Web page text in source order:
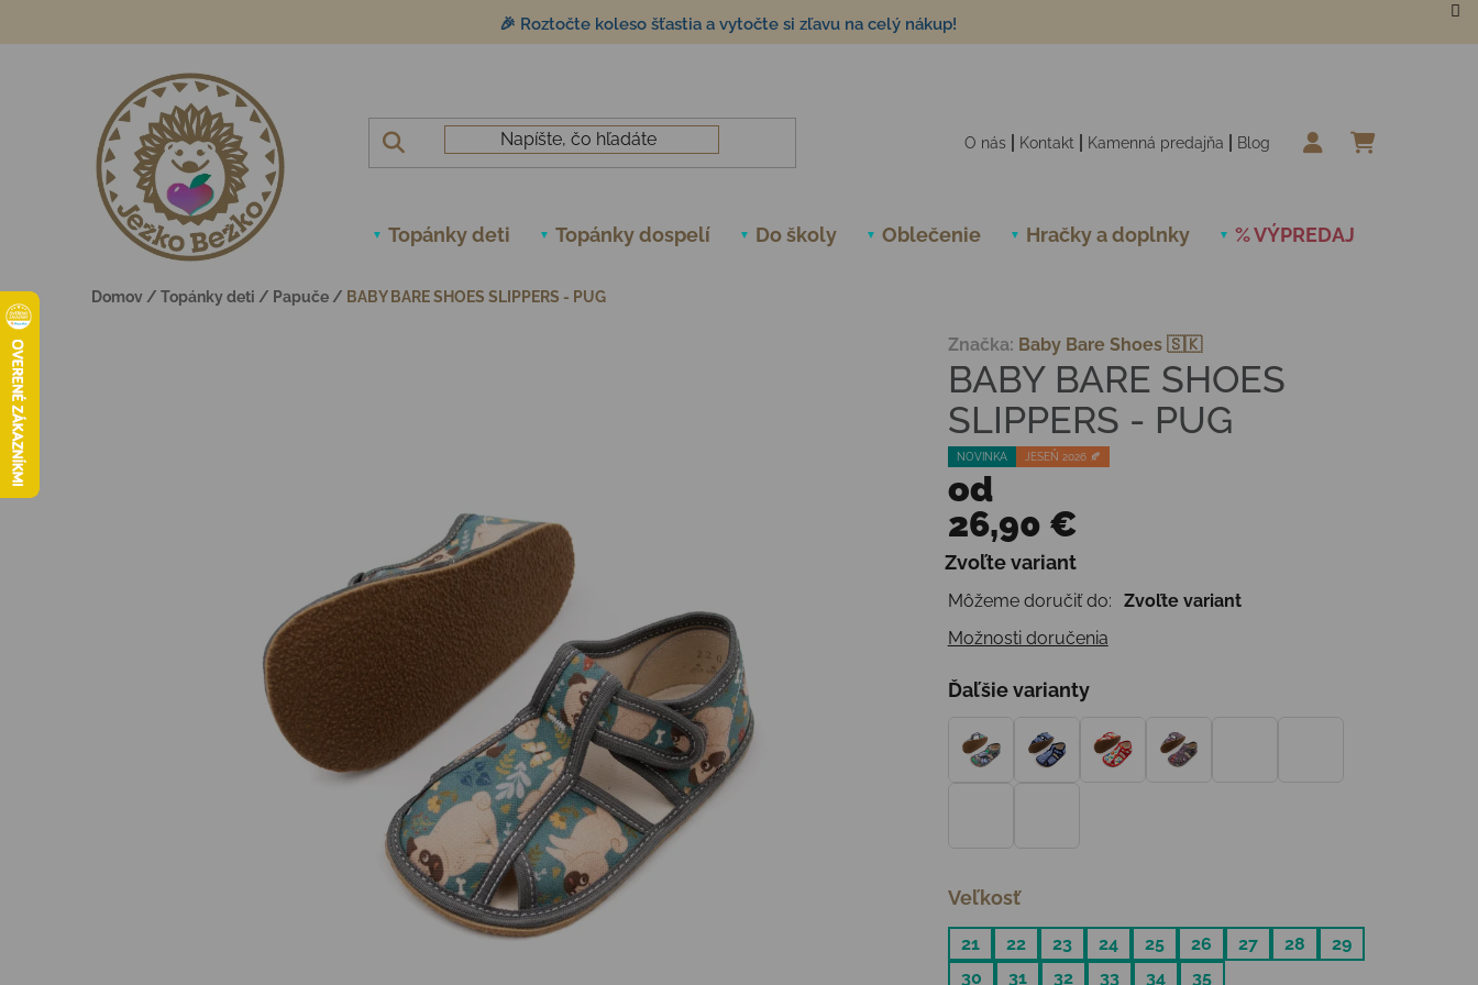
🎉 Roztočte koleso šťastia a vytočte si zľavu na celý nákup!
O nás Kontakt Kamenná predajňa Blog
Topánky deti Topánky dospelí Do školy Oblečenie Hračky a doplnky % VÝPREDAJ
Domov / Topánky deti / Papuče / BABY BARE SHOES SLIPPERS - PUG
NOVINKA JESEŇ 2026 🍂
BABY BARE SHOES
SLIPPERS - PUG
Značka: Baby Bare Shoes 🇸🇰
od
26,90 €
Jednotková cena:
Zvoľte variant
Môžeme doručiť do:
Zvoľte variant
Možnosti doručenia
Ďaľšie varianty
Veľkosť
21 22 23 24 25 26 27 28
29
30
31 32 33 34 35